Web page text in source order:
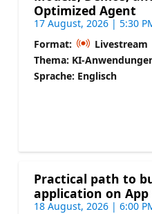
Optimized Agent
17 August, 2026 | 5:30
Format:
Livestream
Thema: KI-
Sprache: Englisch
Practical path to
application on App
18 August, 2026 | 6:00